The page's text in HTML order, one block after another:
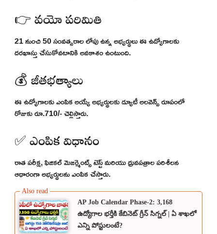
👉 వయో పరిమితి
21 నుంచి 50 సంవత్సరాల లోపు ఉన్న అభ్యర్థులు ఈ ఉద్యోగాలకు
దరఖాస్తు చేసుకోవటానికి అవకాశం ఉంటుంది.
💰 జీతభత్యాలు
ఈ ఉద్యోగాలకు ఎంపిక అయ్యే అభ్యర్థులకు డ్యూటీ అలవెన్స్ రూపంలో
రోజుకు రూ.710/- చెల్లిస్తారు.
✅ ఎంపిక విధానం
రాత పరీక్ష, ఫిజికల్ మెజర్మెంట్స్ టెస్ట్ మరియు ధ్రువపత్రాల పరిశీలన
ఆధారంగా అభ్యర్థులను ఎంపిక చేస్తారు.
AP Job Calendar Phase-2: 3,168
ఉద్యోగాల భర్తీకి కేబినెట్ గ్రీన్ సిగ్నల్ | ఏ శాఖలో
ఎన్ని పోస్టులంటే?